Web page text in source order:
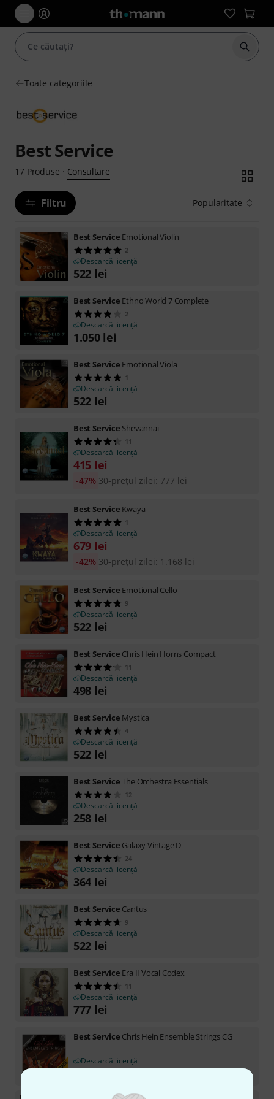
Toate categoriile
Best Service
17 Produse · Consultare
Filtru Popularitate
Best Service Emotional Violin
2
Descarcă licență
522 lei
Best Service Ethno World 7 Complete
2
Descarcă licență
1.050 lei
Best Service Emotional Viola
1
Descarcă licență
522 lei
Best Service Shevannai
11
Descarcă licență
415 lei
30-prețul zilei: 777 lei
-47%
Best Service Kwaya
1
Descarcă licență
679 lei
30-prețul zilei: 1.168 lei
-42%
Best Service Emotional Cello
9
Descarcă licență
522 lei
Best Service Chris Hein Horns Compact
11
Descarcă licență
498 lei
Best Service Mystica
4
Descarcă licență
522 lei
Best ServiceThe Orchestra Essentials
12
Descarcă licență
258 lei
Best Service Galaxy Vintage D
24
Descarcă licență
364 lei
Best Service Cantus
9
Descarcă licență
522 lei
Best Service Era II Vocal Codex
11
Descarcă licență
777 lei
Best Service Chris Hein Ensemble Strings CG
Descarcă licență
1.555lei